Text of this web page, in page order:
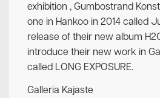
exhibition , Gumbostrand
one in Hankoo in 2014 called
release of their new album
introduce their new work in
called LONG EXPOSURE.
Galleria Kajaste